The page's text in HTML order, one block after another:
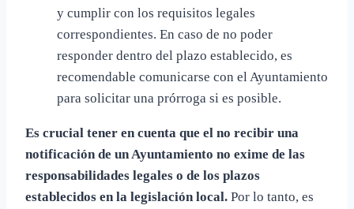
y cumplir con los requisitos legales
correspondientes. En caso de no poder
responder dentro del plazo establecido, es
recomendable comunicarse con el Ayuntamiento
para solicitar una prórroga si es posible.
Es crucial tener en cuenta que el no recibir una
notificación de un Ayuntamiento no exime de las
responsabilidades legales o de los plazos
establecidos en la legislación local. Por lo tanto, es